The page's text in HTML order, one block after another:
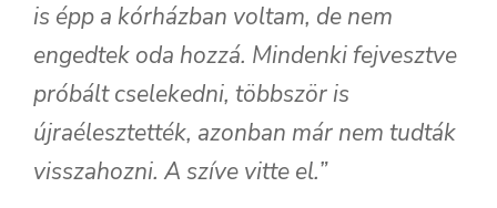
is épp a kórházban voltam, de nem
engedtek oda hozzá. Mindenki fejvesztve
próbált cselekedni, többször is
újraélesztették, azonban már nem tudták
visszahozni. A szíve vitte el.”